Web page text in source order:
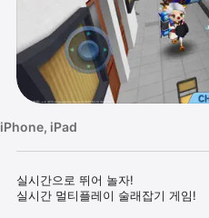
iPhone, iPad
실시간으로 뛰어 놀자!
실시간 멀티플레이 술래잡기 게임!